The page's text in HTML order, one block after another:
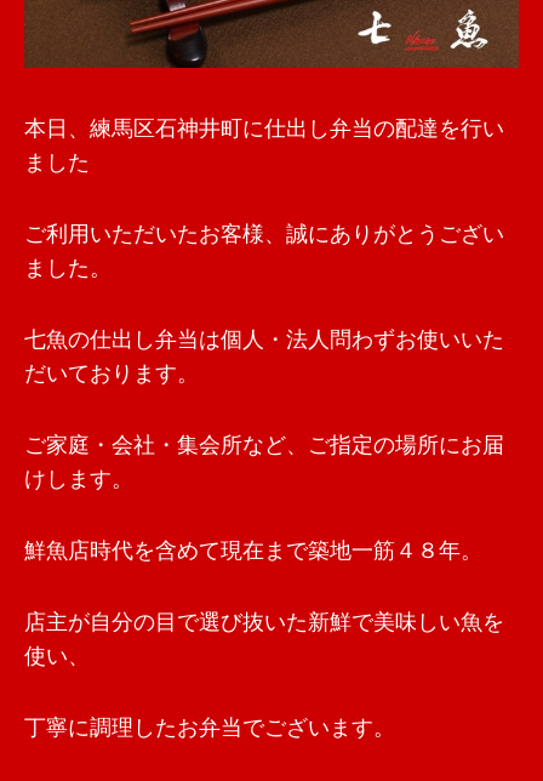
本日、練馬区石神井町に仕出し弁当の配達を行い
ました
ご利用いただいたお客様、誠にありがとうござい
ました。
七魚の仕出し弁当は個人・法人問わずお使いいた
だいております。
ご家庭・会社・集会所など、ご指定の場所にお届
けします。
鮮魚店時代を含めて現在まで築地一筋４８年。
店主が自分の目で選び抜いた新鮮で美味しい魚を
使い、
丁寧に調理したお弁当でございます。